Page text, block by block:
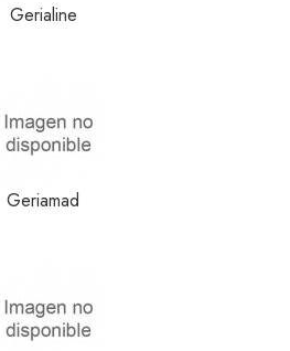
Gerialine
Geriamad